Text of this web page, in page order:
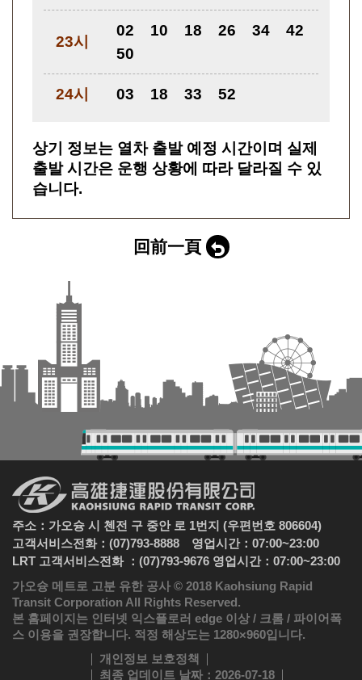
23시
02 10 18 26 34
42
50
24시 03 18 33 52
상기 정보는 열차 출발 예정 시간이며 실제
출발 시간은 운행 상황에 따라 달라질 수 있
습니다.
回前一頁
주소：가오슝 시 첸전 구 중안 로 1번지 (우편번호 806604)
고객서비스전화：(07)793-8888 영업시간：07:00~23:00
LRT 고객서비스전화 ：(07)793-9676 영업시간：07:00~23:00
가오슝 메트로 고분 유한 공사 © 2018 Kaohsiung Rapid
Transit Corporation All Rights Reserved.
본 홈페이지는 인터넷 익스플로러 edge 이상 / 크롬 / 파이어폭
스 이용을 권장합니다. 적정 해상도는 1280×960입니다.
개인정보 보호정책
최종 업데이트 날짜 ：2026-07-18